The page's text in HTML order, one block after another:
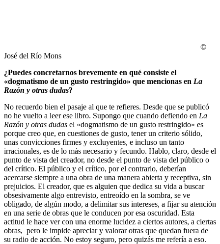
©
José del Río Mons
¿Puedes concretarnos brevemente en qué consiste el
«dogmatismo de un gusto restringido» que mencionas en La
Razón y otras dudas?
No recuerdo bien el pasaje al que te refieres. Desde que se publicó
no he vuelto a leer ese libro. Supongo que cuando defiendo en La
Razón y otras dudas el «dogmatismo de un gusto restringido» es
porque creo que, en cuestiones de gusto, tener un criterio sólido,
unas convicciones firmes y excluyentes, e incluso un tanto
irracionales, es de lo más necesario y fecundo. Hablo, claro, desde el
punto de vista del creador, no desde el punto de vista del público o
del crítico. El público y el crítico, por el contrario, deberían
acercarse siempre a una obra de una manera abierta y receptiva, sin
prejuicios. El creador, que es alguien que dedica su vida a buscar
obsesivamente algo entrevisto, entreoído en la sombra, se ve
obligado, de algún modo, a delimitar sus intereses, a fijar su atención
en una serie de obras que le conducen por esa oscuridad. Esta
actitud le hace ver con una enorme lucidez a ciertos autores, a ciertas
obras, pero le impide apreciar y valorar otras que quedan fuera de
su radio de acción. No estoy seguro, pero quizás me refería a eso.